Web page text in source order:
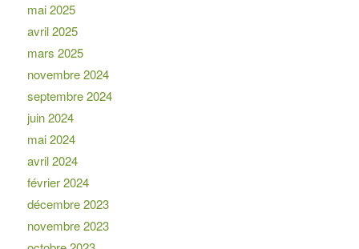
mai 2025
avril 2025
mars 2025
novembre 2024
septembre 2024
juin 2024
mai 2024
avril 2024
février 2024
décembre 2023
novembre 2023